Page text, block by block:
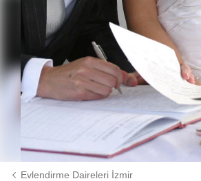
Evlendirme Daireleri İzmir